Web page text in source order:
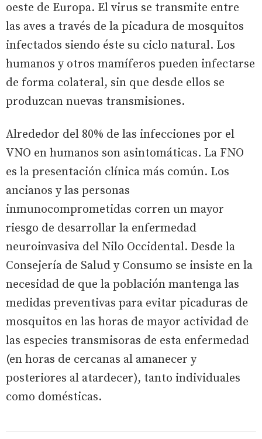
oeste de Europa. El virus se transmite entre
las aves a través de la picadura de mosquitos
infectados siendo éste su ciclo natural. Los
humanos y otros mamíferos pueden infectarse
de forma colateral, sin que desde ellos se
produzcan nuevas transmisiones.
Alrededor del 80% de las infecciones por el
VNO en humanos son asintomáticas. La FNO
es la presentación clínica más común. Los
ancianos y las personas
inmunocomprometidas corren un mayor
riesgo de desarrollar la enfermedad
neuroinvasiva del Nilo Occidental. Desde la
Consejería de Salud y Consumo se insiste en la
necesidad de que la población mantenga las
medidas preventivas para evitar picaduras de
mosquitos en las horas de mayor actividad de
las especies transmisoras de esta enfermedad
(en horas de cercanas al amanecer y
posteriores al atardecer), tanto individuales
como domésticas.